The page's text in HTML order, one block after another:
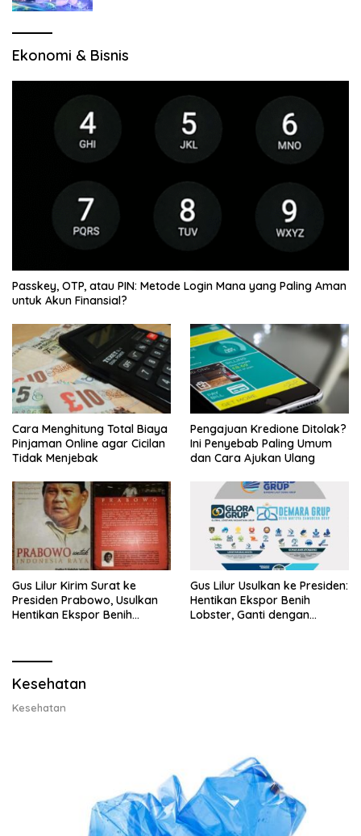
Ekonomi & Bisnis
Passkey, OTP, atau PIN: Metode Login Mana yang Paling Aman
untuk Akun Finansial?
Cara Menghitung Total Biaya
Pinjaman Online agar Cicilan
Tidak Menjebak
Pengajuan Kredione Ditolak?
Ini Penyebab Paling Umum
dan Cara Ajukan Ulang
Gus Lilur Kirim Surat ke
Presiden Prabowo, Usulkan
Hentikan Ekspor Benih
Gus Lilur Usulkan ke Presiden:
Hentikan Ekspor Benih
Lobster, Ganti dengan
Kesehatan
Kesehatan